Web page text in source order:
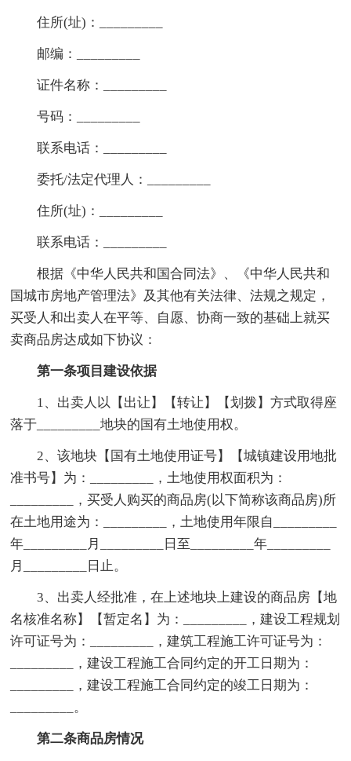
住所(址)：_________
邮编：_________
证件名称：_________
号码：_________
联系电话：_________
委托/法定代理人：_________
住所(址)：_________
联系电话：_________
根据《中华人民共和国合同法》、《中华人民共和
国城市房地产管理法》及其他有关法律、法规之规定，
买受人和出卖人在平等、自愿、协商一致的基础上就买
卖商品房达成如下协议：
第一条项目建设依据
1、出卖人以【出让】【转让】【划拨】方式取得座
落于_________地块的国有土地使用权。
2、该地块【国有土地使用证号】【城镇建设用地批
准书号】为：_________，土地使用权面积为：
_________，买受人购买的商品房(以下简称该商品房)所
在土地用途为：_________，土地使用年限自_________
年_________月_________日至_________年_________
月_________日止。
3、出卖人经批准，在上述地块上建设的商品房【地
名核准名称】【暂定名】为：_________，建设工程规划
许可证号为：_________，建筑工程施工许可证号为：
_________，建设工程施工合同约定的开工日期为：
_________，建设工程施工合同约定的竣工日期为：
_________。
第二条商品房情况